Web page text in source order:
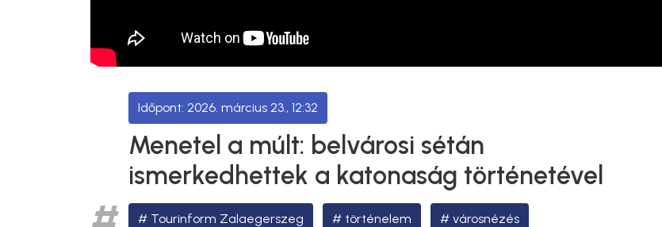
2026. március 23., 12:32
Menetel a múlt: belvárosi sétán
ismerkedhettek a katonaság történetével
Tourinform Zalaegerszeg történelem városnézés